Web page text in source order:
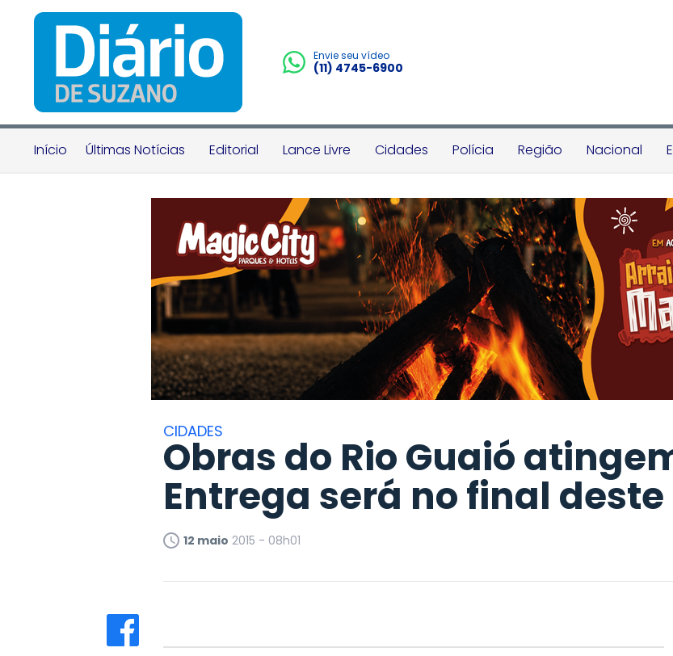
Envie seu vídeo
(11) 4745-6900
Início Últimas Notícias Editorial Lance Livre Cidades Polícia Região Nacional
CIDADES
Obras do Rio Guaió
Entrega será no final
12 maio 2015 - 08h01